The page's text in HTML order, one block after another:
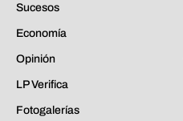
Sucesos
Economía
Opinión
LP Verifica
Fotogalerías